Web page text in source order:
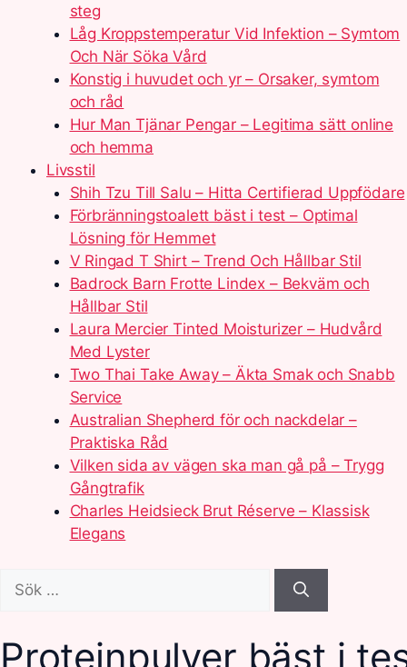
steg
Låg Kroppstemperatur Vid Infektion – Symtom
Och När Söka Vård
Konstig i huvudet och yr – Orsaker, symtom
och råd
Hur Man Tjänar Pengar – Legitima sätt online
och hemma
Livsstil
Shih Tzu Till Salu – Hitta Certifierad Uppfödare
Förbränningstoalett bäst i test – Optimal
Lösning för Hemmet
V Ringad T Shirt – Trend Och Hållbar Stil
Badrock Barn Frotte Lindex – Bekväm och
Hållbar Stil
Laura Mercier Tinted Moisturizer – Hudvård
Med Lyster
Two Thai Take Away – Äkta Smak och Snabb
Service
Australian Shepherd för och nackdelar –
Praktiska Råd
Vilken sida av vägen ska man gå på – Trygg
Gångtrafik
Charles Heidsieck Brut Réserve – Klassisk
Elegans
efter:
Proteinpulver bäst i